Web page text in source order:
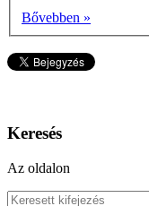
Bővebben »
Keresés
Az oldalon